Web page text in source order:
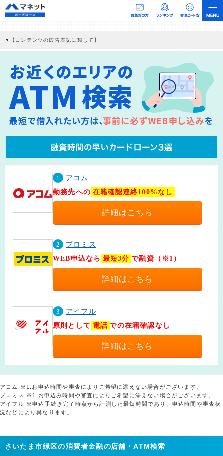
【コンテンツの広告表記に関して】
社に対して企業から紹介報酬が支払われるという収益モデルです。 ただし、特定の
商品を根拠なくPRするものではなく、当編集部の調査／ユーザーへの口コミ収集な
どに基づき、公平性を担保した情報提供を行っています。
>提携企業一覧
1
アコム
勤務先への 在籍確認連絡100%なし
詳細はこちら
2
プロミス
WEB申込なら 最短3分 で融資（※1）
詳細はこちら
3
アイフル
原則として 電話 での在籍確認なし
詳細はこちら
アコム ※1.お申込時間や審査によりご希望に添えない場合がございます。
プロミス ※1 お申込み時間や審査によりご希望に添えない場合がございます。
アイフル ※申込手続き完了時点から計測した最短時間であり、申込時間や審査状
況などにより異なります。
さいたま市緑区の消費者金融の店舗・ATM検索